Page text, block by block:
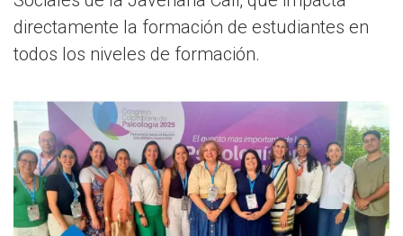
directamente la formación de estudiantes en
todos los niveles de formación.